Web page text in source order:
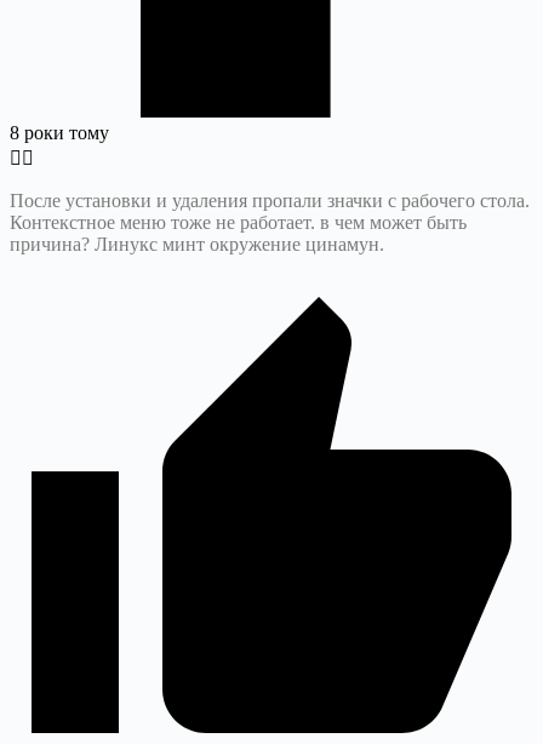
8 роки тому
После установки и удаления пропали значки с рабочего стола.
Контекстное меню тоже не работает. в чем может быть
причина? Линукс минт окружение цинамун.